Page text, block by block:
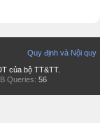
Quy định và Nội quy
của bộ TT&TT.
Queries: 56